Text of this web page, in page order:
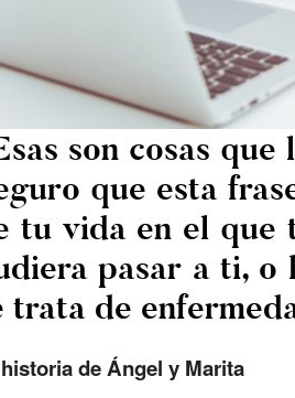
son cosas
que esta
tu vida en el que
pasar a ti, o
trata de
de Ángel y Marita